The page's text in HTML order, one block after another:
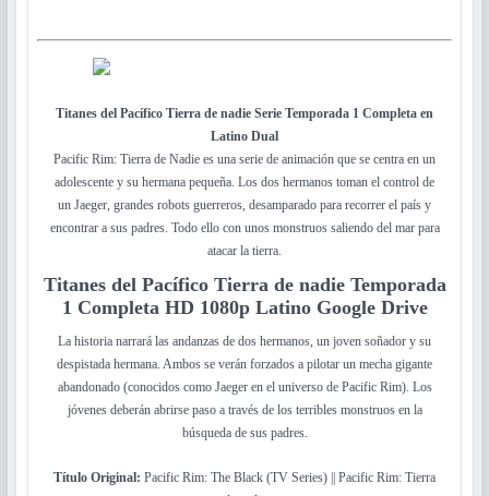
Titanes del Pacífico Tierra de nadie Serie Temporada 1 Completa en
Latino Dual
Pacific Rim: Tierra de Nadie es una serie de animación que se centra en un
adolescente y su hermana pequeña. Los dos hermanos toman el control de
un Jaeger, grandes robots guerreros, desamparado para recorrer el país y
encontrar a sus padres. Todo ello con unos monstruos saliendo del mar para
atacar la tierra.
Titanes del Pacífico Tierra de nadie Temporada
1 Completa HD 1080p LatinoGoogle Drive
La historia narrará las andanzas de dos hermanos, un joven soñador y su
despistada hermana. Ambos se verán forzados a pilotar un mecha gigante
abandonado (conocidos como Jaeger en el universo de Pacific Rim). Los
jóvenes deberán abrirse paso a través de los terribles monstruos en la
búsqueda de sus padres.
Título Original: Pacific Rim: The Black (TV Series) || Pacific Rim: Tierra